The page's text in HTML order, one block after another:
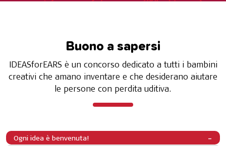
Buono a sapersi
IDEASforEARS è un concorso dedicato a tutti i bambini
creativi che amano inventare e che desiderano aiutare
le persone con perdita uditiva.
Ogni idea è benvenuta!